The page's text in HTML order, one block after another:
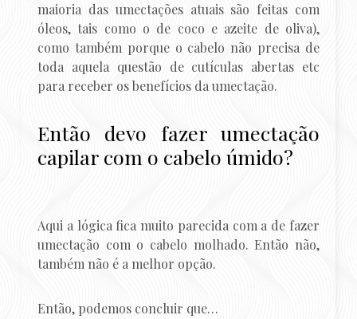
maioria das umectações atuais são feitas com
óleos, tais como o de coco e azeite de oliva),
como também porque o cabelo não precisa de
toda aquela questão de cutículas abertas etc
para receber os benefícios da umectação.
Então devo fazer umectação
capilar com o cabelo úmido?
Aqui a lógica fica muito parecida com a de fazer
umectação com o cabelo molhado. Então não,
também não é a melhor opção.
Então, podemos concluir que…